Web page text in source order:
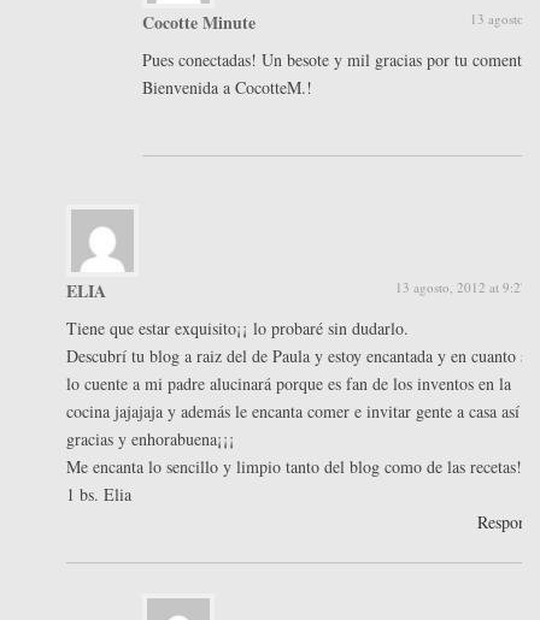
Cocotte Minute 13 agosto,
Pues conectadas! Un besote y mil gracias por tu
Bienvenida a CocotteM.!
ELIA 13 agosto, 2012 at 9:27
Tiene que estar exquisito¡¡ lo probaré sin dudarlo.
Descubrí tu blog a raiz del de Paula y estoy encantada y en cuanto se
lo cuente a mi padre alucinará porque es fan de los inventos en la
cocina jajajaja y además le encanta comer e invitar gente a casa así
gracias y enhorabuena¡¡¡
Me encanta lo sencillo y limpio tanto del blog como de las
1 bs. Elia